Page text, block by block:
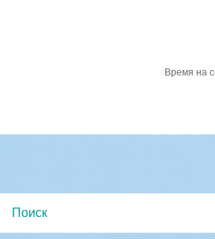
Время на